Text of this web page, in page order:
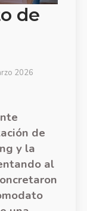
de
2026
de
y la
al